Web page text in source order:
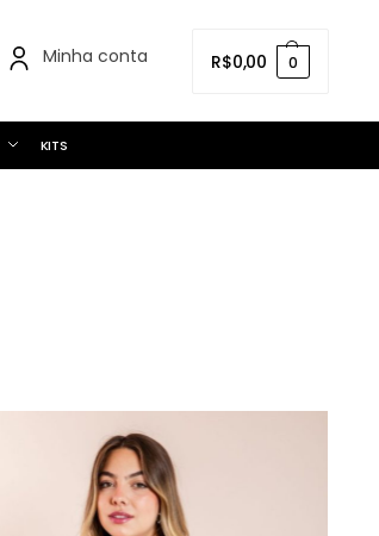
Minha conta R$0,00 0
KITS